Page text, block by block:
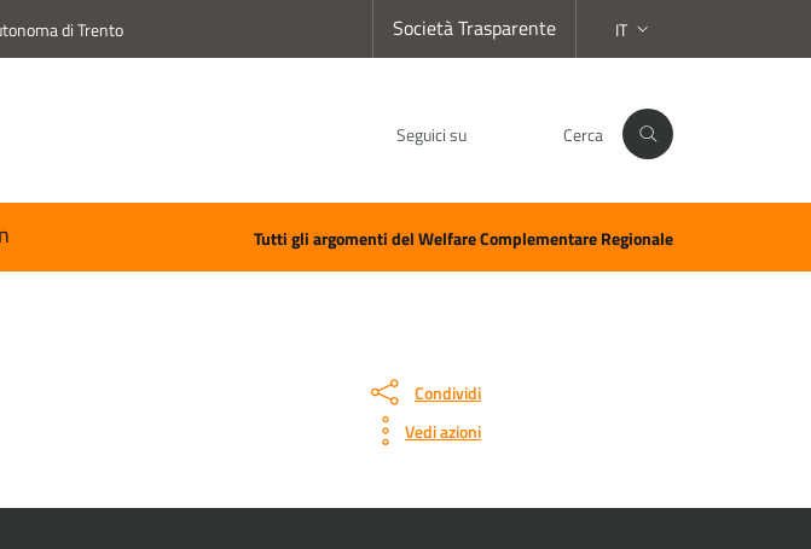
di Trento Società Trasparente SELEZIONE LINGUA:
IT
Seguici suFacebook
Instagram
LinkedIn
YouTube
Spotify
WhatsApp Cerca
Tutti gli argomenti del Welfare Complementare Regionale
Condividi
Vedi azioni